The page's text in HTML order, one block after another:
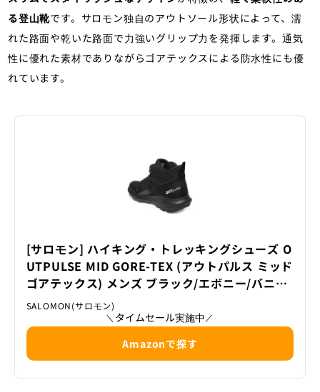
る登山靴です。サロモン独自のアウトソール形状によって、濡
れた路面や乾いた路面で力強いグリップ力を発揮します。通気
性に優れた素材でありながらゴアテックスによる防水性にも優
れています。
[サロモン] ハイキング・トレッキングシューズ O
UTPULSE MID GORE-TEX (アウトパルス ミッド
ゴアテックス) メンズ ブラック/エボニー/バニラ
アイス 26.0 cm
SALOMON(サロモン)
＼ タイムセール実施中 ／
Amazonで探す